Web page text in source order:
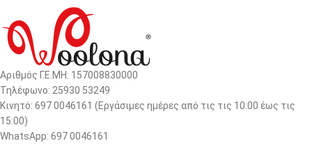
Αριθμός Γ.Ε.ΜΗ: 157008830000
Τηλέφωνο: 25930 53249
Κινητό: 697 0046161 (Eργάσιμες ημέρες από τις τις 10:00 έως τις
15:00)
WhatsApp: 697 0046161